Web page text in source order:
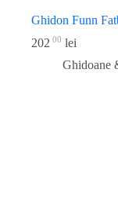
Ghidon Funn
202 00 lei
Ghidoane